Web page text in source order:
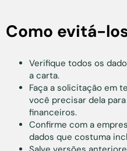
Como evitá-
Verifique todos os
a carta.
Faça a solicitação em
você precisar dela
financeiros.
Confirme com a
dados que costuma